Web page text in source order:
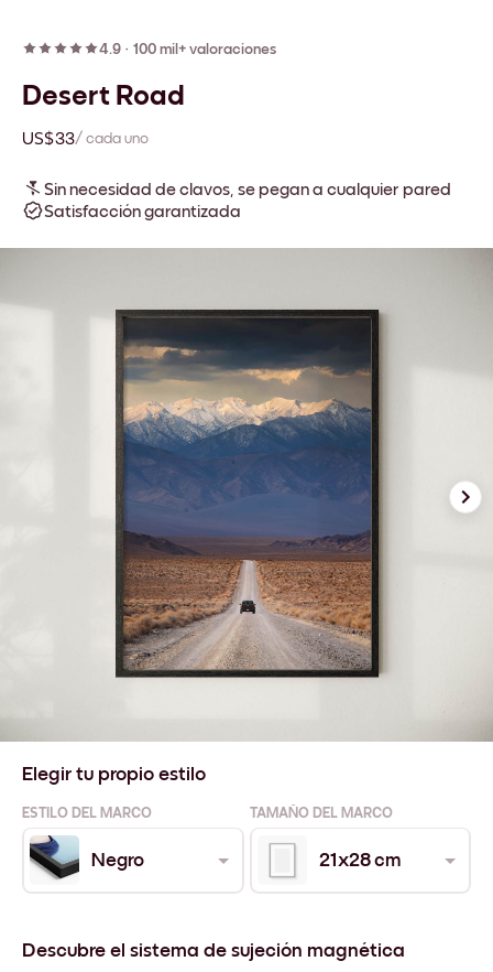
4.9 · 100 mil+ valoraciones
Desert Road
US$33/ cada uno
Sin necesidad de clavos, se pegan a cualquier pared
Satisfacción garantizada
Elegir tu propio estilo
ESTILO DEL MARCO TAMAÑO DEL MARCO
Negro 21x28 cm
Descubre el sistema de sujeción magnética